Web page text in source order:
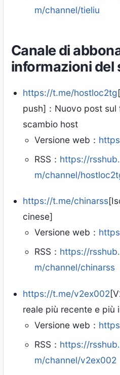
m/channel/tieliu
Canale di
informazioni del
https://t.me/hostloc2tg
push]：Nuovo post
scambio host
Versione web：
RSS： https://
m/channel/
https://t.me/chinarss
cinese]
Versione web：
RSS： https://
m/channel/chinarss
https://t.me/v2ex002
reale più recente e più
Versione web：
RSS： https://
m/channel/v2ex002